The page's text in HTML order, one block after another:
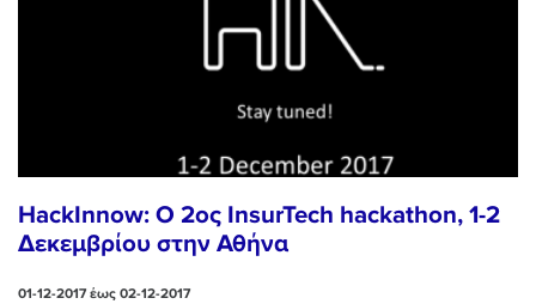
HackInnow: O 2ος InsurTech hackathon, 1-2
Δεκεμβρίου στην Αθήνα
01-12-2017 έως 02-12-2017